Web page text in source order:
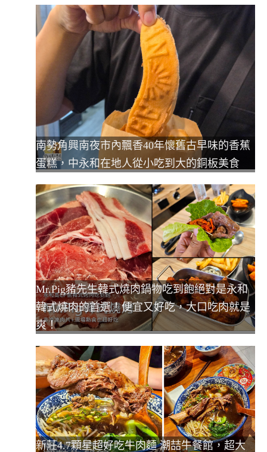
南勢角興南夜市內飄香40年懷舊古早味的香蕉
蛋糕，中永和在地人從小吃到大的銅板美食
Mr.Pig豬先生韓式燒肉鍋物吃到飽絕對是永和
韓式燒肉的首選！便宜又好吃，大口吃肉就是
爽！
新莊4.7顆星超好吃牛肉麵 潮喆牛餐館，超大